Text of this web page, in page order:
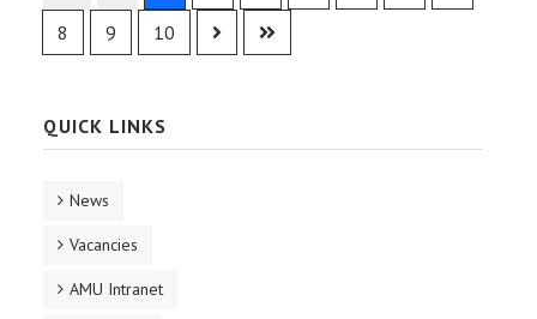
8
9 10
QUICK LINKS
News
Vacancies
AMU Intranet